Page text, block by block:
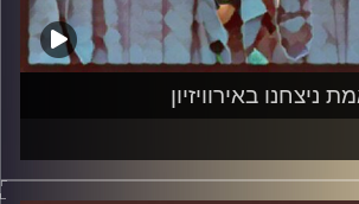
ניצחנו באירוויזיון
ספת הפסיכולוג, עם פרופסור בועז בן-